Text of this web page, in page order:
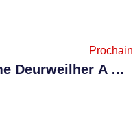
Prochain
Tour De Maurice : Le Français Guillaume Deurweilher A Marqué Les Esprits Dès La Première Étape